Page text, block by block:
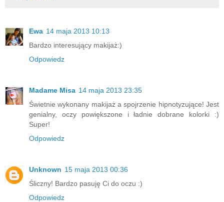
Ewa 14 maja 2013 10:13
Bardzo interesujący makijaż:)
Odpowiedz
Madame Misa 14 maja 2013 23:35
Świetnie wykonany makijaż a spojrzenie hipnotyzujące! Jest
genialny, oczy powiększone i ładnie dobrane kolorki :)
Super!
Odpowiedz
Unknown 15 maja 2013 00:36
Śliczny! Bardzo pasuję Ci do oczu :)
Odpowiedz